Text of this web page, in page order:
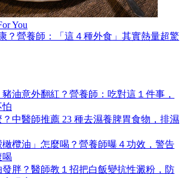
You
？營養師：「這４種外食」其實熱量超驚
油意外翻紅？營養師：吃對這１件事，
怕
中醫師推薦 23 種去濕養脾胃食物，排濕
欖油」怎麼喝？營養師曝４功效，警告
喝
胖？醫師教１招把白飯變抗性澱粉，防